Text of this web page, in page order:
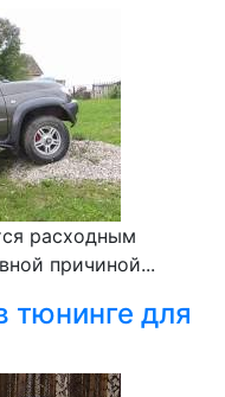
расходным
причиной...
тюнинге для